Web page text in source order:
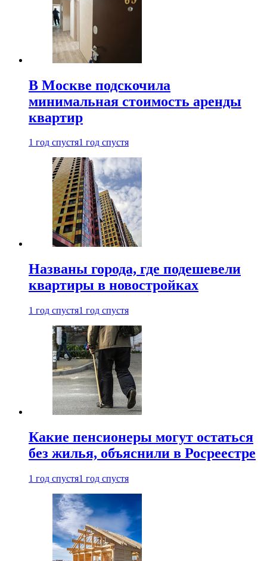
В Москве подскочила
минимальная стоимость аренды
квартир
1 год спустя1 год спустя
Названы города, где подешевели
квартиры в новостройках
1 год спустя1 год спустя
Какие пенсионеры могут остаться
без жилья, объяснили в Росреестре
1 год спустя1 год спустя